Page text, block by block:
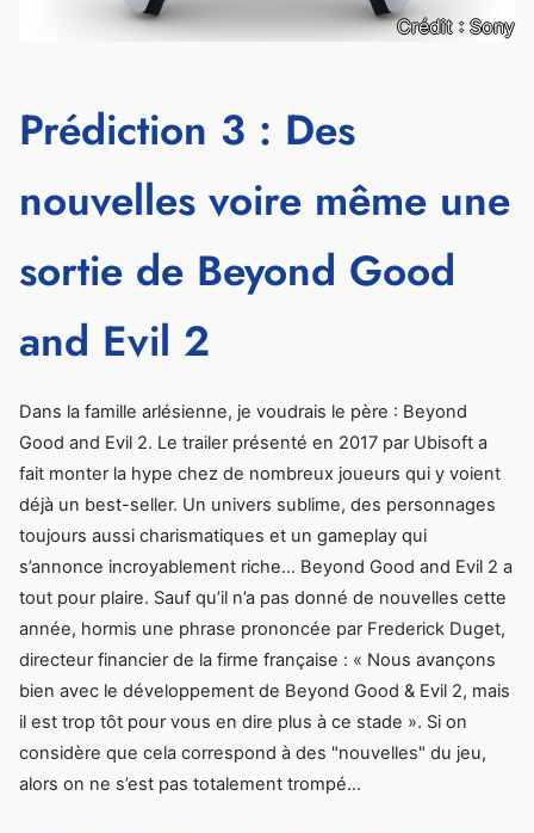
Crédit : Sony
Prédiction 3 : Des
nouvelles voire même une
sortie de Beyond Good
and Evil 2
Dans la famille arlésienne, je voudrais le père : Beyond
Good and Evil 2. Le trailer présenté en 2017 par Ubisoft a
fait monter la hype chez de nombreux joueurs qui y voient
déjà un best-seller. Un univers sublime, des personnages
toujours aussi charismatiques et un gameplay qui
s’annonce incroyablement riche… Beyond Good and Evil 2 a
tout pour plaire. Sauf qu’il n’a pas donné de nouvelles cette
année, hormis une phrase prononcée par Frederick Duget,
directeur financier de la firme française : « Nous avançons
bien avec le développement de Beyond Good & Evil 2, mais
il est trop tôt pour vous en dire plus à ce stade ». Si on
considère que cela correspond à des "nouvelles" du jeu,
alors on ne s’est pas totalement trompé…